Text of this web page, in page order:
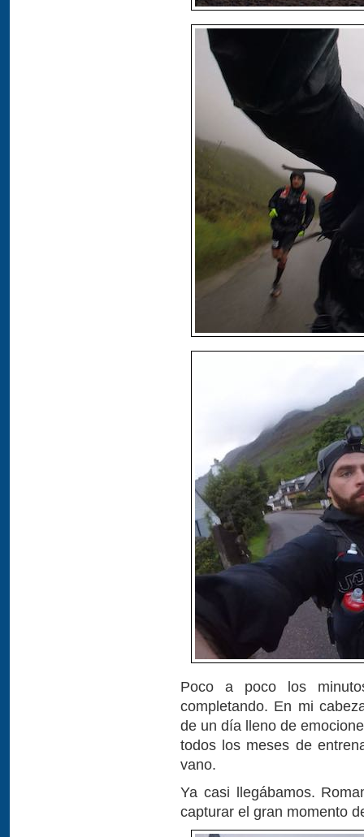
Poco a poco los
completando. En mi
de un día lleno de
todos los meses de
vano.
Ya casi llegábamos.
capturar el gran momento